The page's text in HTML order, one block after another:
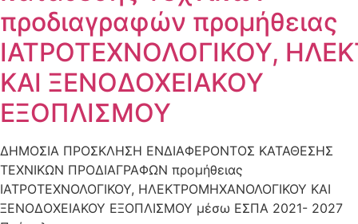
προδιαγραφών προμήθειας
ΙΑΤΡΟΤΕΧΝΟΛΟΓΙΚΟΥ,
ΚΑΙ ΞΕΝΟΔΟΧΕΙΑΚΟΥ
ΕΞΟΠΛΙΣΜΟΥ
ΔΗΜΟΣΙΑ ΠΡΟΣΚΛΗΣΗ ΕΝΔΙΑΦΕΡΟΝΤΟΣ ΚΑΤΑΘΕΣΗΣ
ΤΕΧΝΙΚΩΝ ΠΡΟΔΙΑΓΡΑΦΩΝ προμήθειας
ΙΑΤΡΟΤΕΧΝΟΛΟΓΙΚΟΥ, ΗΛΕΚΤΡΟΜΗΧΑΝΟΛΟΓΙΚΟΥ ΚΑΙ
ΞΕΝΟΔΟΧΕΙΑΚΟΥ ΕΞΟΠΛΙΣΜΟΥ μέσω ΕΣΠΑ 2021- 2027